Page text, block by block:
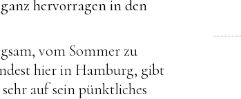
hervorragen in den
vom Sommer zu
hier in Hamburg, gibt
auf sein pünktliches